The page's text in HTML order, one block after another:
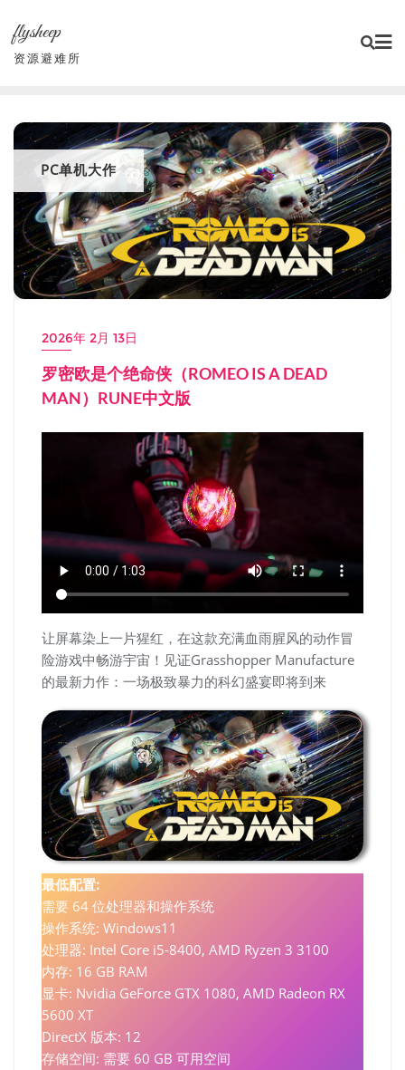
content
flysheep
资源避难所
PC单机大作
2026年 2月 13日
罗密欧是个绝命侠（ROMEO IS A DEAD
MAN）RUNE中文版
让屏幕染上一片猩红，在这款充满血雨腥风的动作冒
险游戏中畅游宇宙！见证Grasshopper Manufacture
的最新力作：一场极致暴力的科幻盛宴即将到来
最低配置:
需要 64 位处理器和操作系统
操作系统: Windows11
处理器: Intel Core i5-8400, AMD Ryzen 3 3100
内存: 16 GB RAM
显卡: Nvidia GeForce GTX 1080, AMD Radeon RX
5600 XT
DirectX 版本: 12
存储空间: 需要 60 GB 可用空间